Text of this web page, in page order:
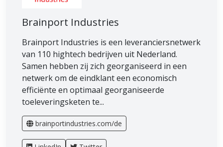
Brainport Industries
Brainport Industries is een leveranciersnetwerk
van 110 hightech bedrijven uit Nederland.
Samen hebben zij zich georganiseerd in een
netwerk om de eindklant een economisch
efficiënte en optimaal georganiseerde
toeleveringsketen te...
brainportindustries.com/de